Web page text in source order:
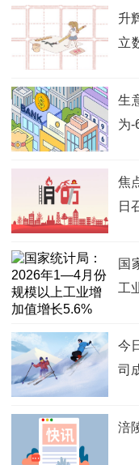
升
立
生
为-
焦
日
国
工
今
司
涪